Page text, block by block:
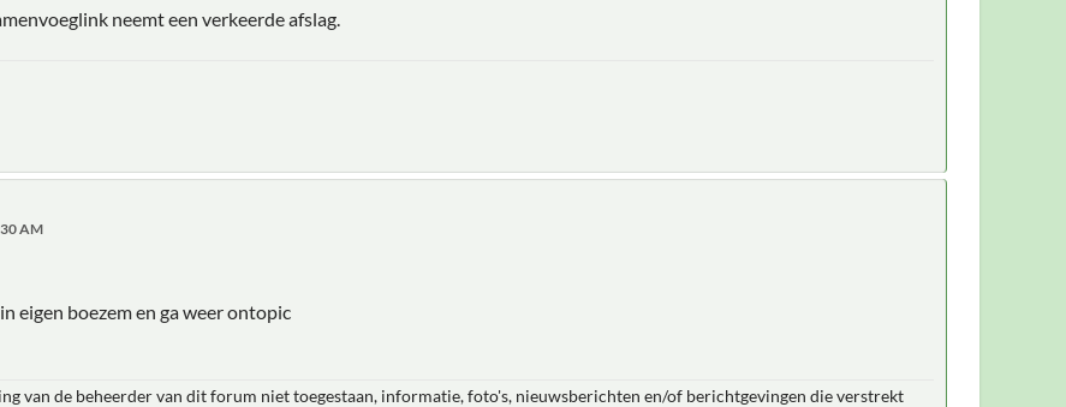
neemt een verkeerde afslag.
AM
eigen boezem en ga weer ontopic
van de beheerder van dit forum niet toegestaan, informatie, foto's, nieuwsberichten en/of berichtgevingen die verstrekt